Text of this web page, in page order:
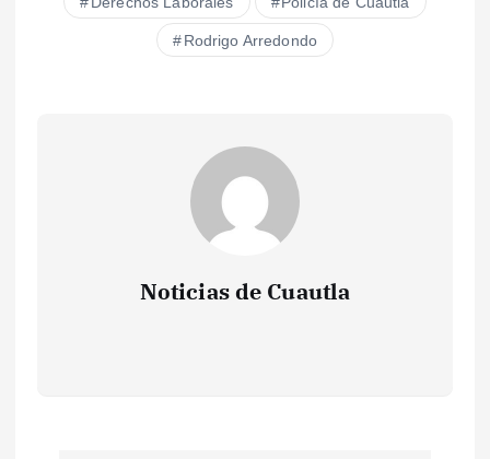
Rodrigo Arredondo
Noticias de Cuautla